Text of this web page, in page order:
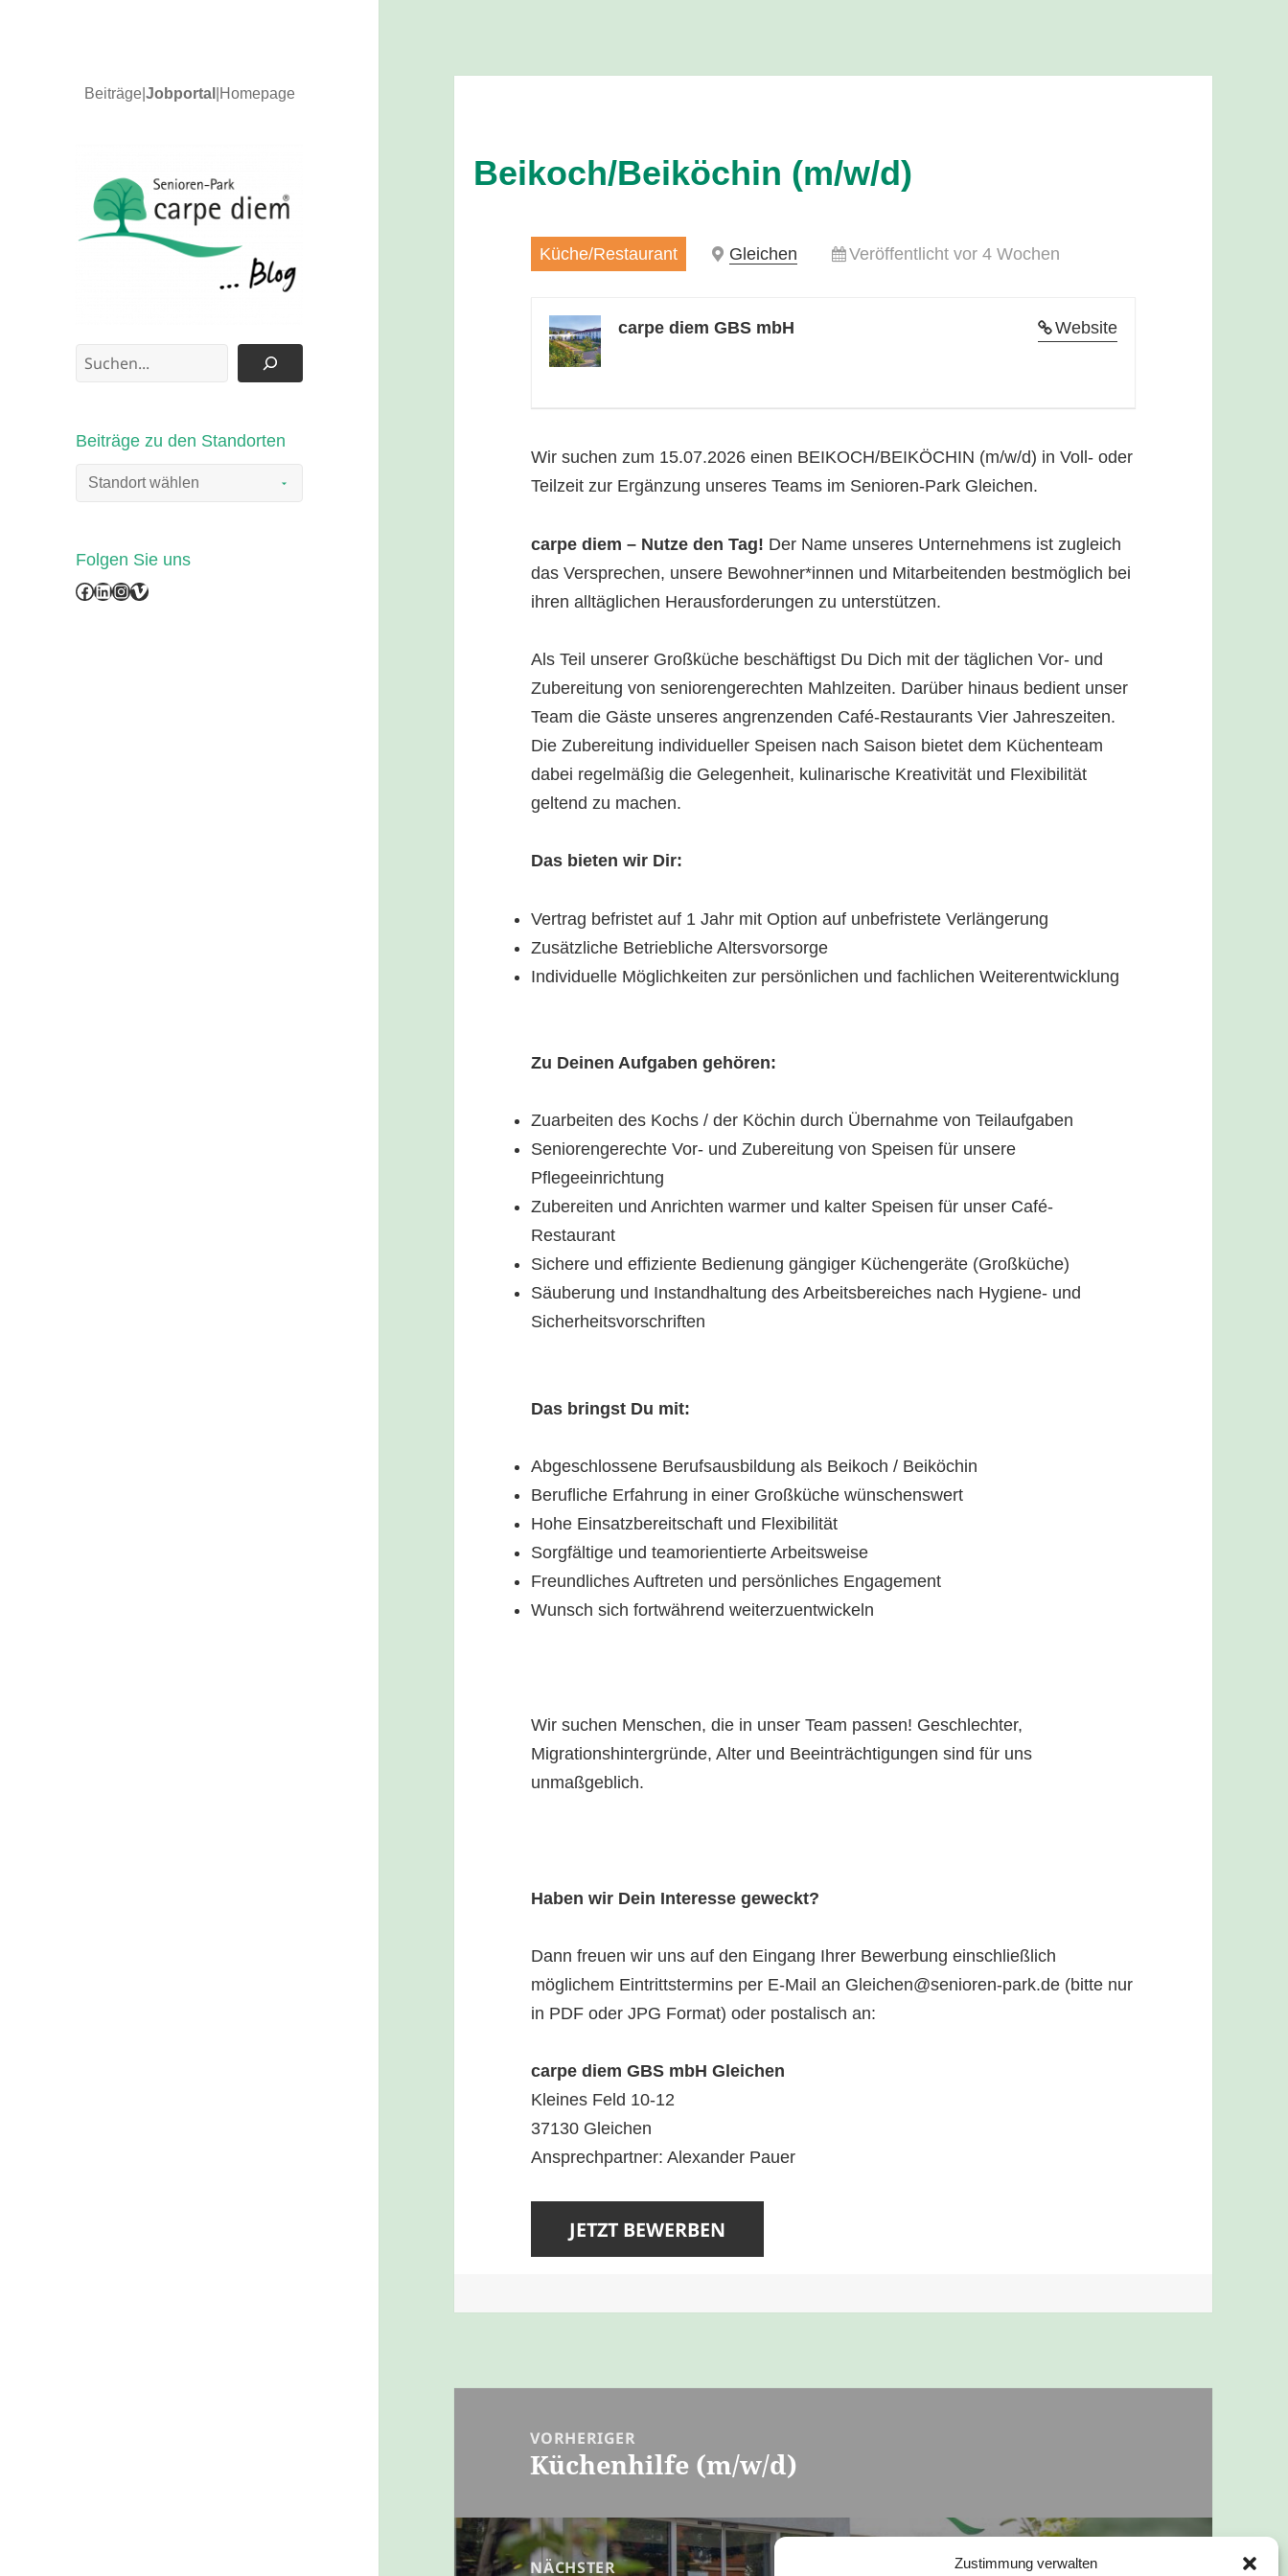
Zustimmung verwalten
Beiträge| Jobportal Homepage
carpe diem Blog
News und Updates
Suchen
Beiträge zu den Standorten
Folgen Sie uns
Facebook
LinkedIn
Instagram
Vimeo
Beikoch/Beiköchin (m/w/d)
Küche/Restaurant Gleichen Veröffentlicht vor 4 Wochen
Website
carpe diem GBS mbH
Wir suchen zum 15.07.2026 einen BEIKOCH/BEIKÖCHIN (m/w/d) in Voll- oder
Teilzeit zur Ergänzung unseres Teams im Senioren-Park Gleichen.
carpe diem – Nutze den Tag! Der Name unseres Unternehmens ist zugleich
das Versprechen, unsere Bewohner*innen und Mitarbeitenden bestmöglich bei
ihren alltäglichen Herausforderungen zu unterstützen.
Als Teil unserer Großküche beschäftigst Du Dich mit der täglichen Vor- und
Zubereitung von seniorengerechten Mahlzeiten. Darüber hinaus bedient unser
Team die Gäste unseres angrenzenden Café-Restaurants Vier Jahreszeiten.
Die Zubereitung individueller Speisen nach Saison bietet dem Küchenteam
dabei regelmäßig die Gelegenheit, kulinarische Kreativität und Flexibilität
geltend zu machen.
Das bieten wir Dir:
Vertrag befristet auf 1 Jahr mit Option auf unbefristete Verlängerung
Zusätzliche Betriebliche Altersvorsorge
Individuelle Möglichkeiten zur persönlichen und fachlichen Weiterentwicklung
Zu Deinen Aufgaben gehören:
Zuarbeiten des Kochs / der Köchin durch Übernahme von Teilaufgaben
Seniorengerechte Vor- und Zubereitung von Speisen für unsere
Pflegeeinrichtung
Zubereiten und Anrichten warmer und kalter Speisen für unser Café-
Restaurant
Sichere und effiziente Bedienung gängiger Küchengeräte (Großküche)
Säuberung und Instandhaltung des Arbeitsbereiches nach Hygiene- und
Sicherheitsvorschriften
Das bringst Du mit:
Abgeschlossene Berufsausbildung als Beikoch / Beiköchin
Berufliche Erfahrung in einer Großküche wünschenswert
Hohe Einsatzbereitschaft und Flexibilität
Sorgfältige und teamorientierte Arbeitsweise
Freundliches Auftreten und persönliches Engagement
Wunsch sich fortwährend weiterzuentwickeln
Wir suchen Menschen, die in unser Team passen! Geschlechter,
Migrationshintergründe, Alter und Beeinträchtigungen sind für uns
unmaßgeblich.
Haben wir Dein Interesse geweckt?
Dann freuen wir uns auf den Eingang Ihrer Bewerbung einschließlich
möglichem Eintrittstermins per E-Mail an Gleichen@senioren-park.de (bitte nur
in PDF oder JPG Format) oder postalisch an:
carpe diem GBS mbH Gleichen
Kleines Feld 10-12
37130 Gleichen
Ansprechpartner: Alexander Pauer
VORHERIGER
Vorheriger
Küchenhilfe (m/w/d)
NÄCHSTER